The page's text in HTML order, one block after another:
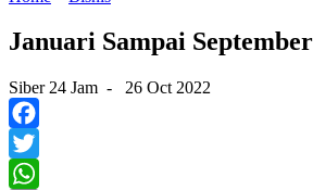
Januari Sampai
Siber 24 Jam - 26 Oct 2022
Facebook
Twitter